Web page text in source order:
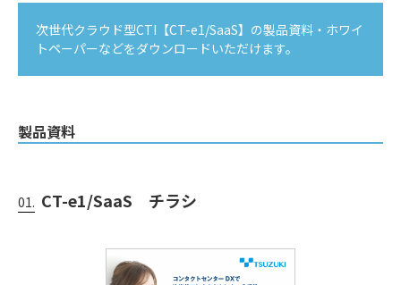
次世代クラウド型CTI【CT-e1/SaaS】の製品資料・ホワイ
トペーパーなどをダウンロードいただけます。
製品資料
01. CT-e1/SaaS チラシ